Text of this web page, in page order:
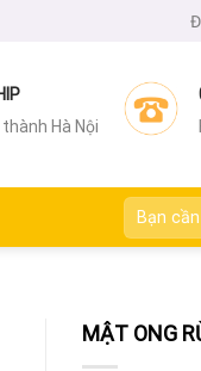
Hà Nội
Tìm
kiếm:
MẬT ONG